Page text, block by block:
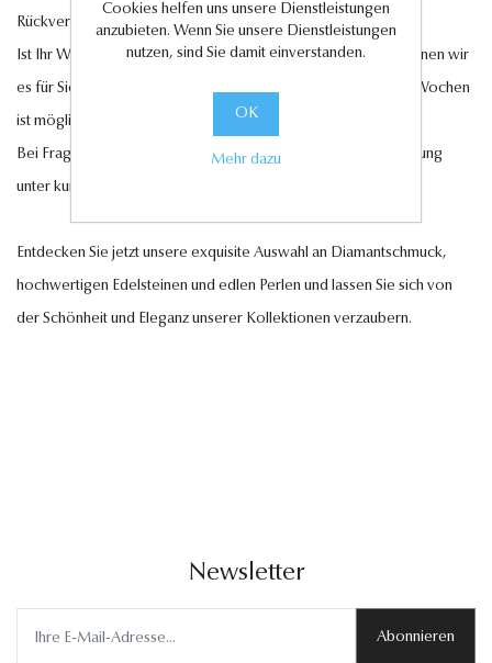
Rückversand im Falle eines Umtauschs oder einer Retoure.
Ist Ihr Wunschschmuckstück nicht auf Lager? Auf Anfrage können wir
es für Sie anfertigen lassen. Eine Lieferung innerhalb von 6-7 Wochen
ist möglich.
Bei Fragen steht Ihnen unser Kundenservice gerne zur Verfügung
unter kundenservice@antwerp-diamonds.de.
Entdecken Sie jetzt unsere exquisite Auswahl an Diamantschmuck,
hochwertigen Edelsteinen und edlen Perlen und lassen Sie sich von
der Schönheit und Eleganz unserer Kollektionen verzaubern.
Newsletter
Abonnieren
Cookies helfen uns unsere Dienstleistungen
anzubieten. Wenn Sie unsere Dienstleistungen
nutzen, sind Sie damit einverstanden.
OK
Mehr dazu